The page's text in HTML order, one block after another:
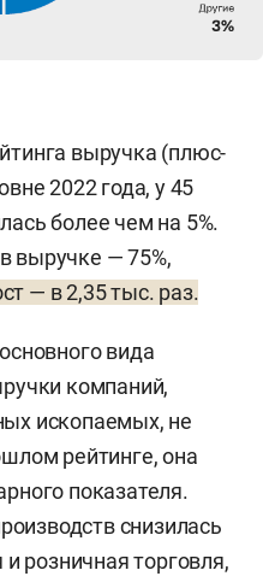
выручка (плюс-
2022 года, у 45
более чем на 5%.
выручке — 75%,
— в 2,35 тыс. раз.
вида
компаний,
ископаемых, не
рейтинге, она
показателя.
снизилась
и розничная торговля,